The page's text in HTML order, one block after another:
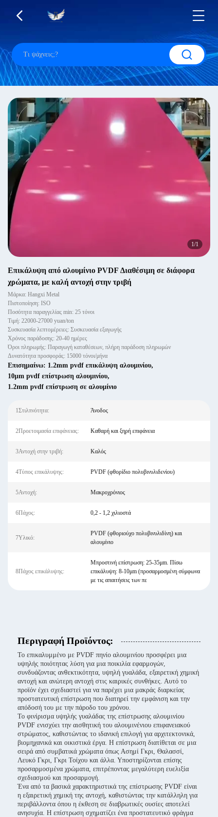
1/1
Επικάλυψη από αλουμίνιο PVDF Διαθέσιμη σε διάφορα
χρώματα, με καλή αντοχή στην τριβή
Μάρκα: Hangxi Metal
Πιστοποίηση: ISO
Ποσότητα παραγγελίας min: 25 τόνοι
Τιμή: 22000-27000 yuan/ton
Συσκευασία λεπτομέρειες: Συσκευασία εξαγωγής
Χρόνος παράδοσης: 20-40 ημέρες
Όροι πληρωμής: Παραγωγή καταθέσεων, πλήρη παράδοση πληρωμών
Δυνατότητα προσφοράς: 15000 τόνοι/μήνα
Επισημαίνω: 1.2mm pvdf επικάλυψη αλουμινίου,
10μm pvdf επίστρωση αλουμινίου,
1.2mm pvdf επίστρωση σε αλουμίνιο
1Στιλπνότητα: Άνοδος
2Προετοιμασία επιφάνειας: Καθαρή και ξηρή επιφάνεια
3Αντοχή στην τριβή: Καλός
4Τύπος επικάλυψης: PVDF (φθορίδιο πολυβινυλιδενίου)
5Αντοχή: Μακροχρόνιος
6Πάχος: 0,2 - 1,2 χιλιοστά
7Υλικό:
PVDF (φθοριούχο πολυβινυλιδίνη) και
αλουμίνιο
8Πάχος επικάλυψης:
Μπροστινή επίστρωση: 25-35μm. Πίσω
επικάλυψη: 8-10μm (προσαρμοσμένη σύμφωνα
με τις απαιτήσεις των πε
Περιγραφή Προϊόντος:
Το επικαλυμμένο με PVDF πηνίο αλουμινίου προσφέρει μια
υψηλής ποιότητας λύση για μια ποικιλία εφαρμογών,
συνδυάζοντας ανθεκτικότητα, υψηλή γυαλάδα, εξαιρετική χημική
αντοχή και ανώτερη αντοχή στις καιρικές συνθήκες. Αυτό το
προϊόν έχει σχεδιαστεί για να παρέχει μια μακράς διαρκείας
προστατευτική επίστρωση που διατηρεί την εμφάνιση και την
απόδοσή του με την πάροδο του χρόνου.
Το φινίρισμα υψηλής γυαλάδας της επίστρωσης αλουμινίου
PVDF ενισχύει την αισθητική του αλουμινένιου επιφανειακού
στρώματος, καθιστώντας το ιδανική επιλογή για αρχιτεκτονικά,
βιομηχανικά και οικιστικά έργα. Η επίστρωση διατίθεται σε μια
σειρά από συμβατικά χρώματα όπως Ασημί Γκρι, Θαλασσί,
Λευκό Γκρι, Γκρι Τοίχου και άλλα. Υποστηρίζονται επίσης
προσαρμοσμένα χρώματα, επιτρέποντας μεγαλύτερη ευελιξία
σχεδιασμού και προσαρμογή.
Ένα από τα βασικά χαρακτηριστικά της επίστρωσης PVDF είναι
η εξαιρετική χημική της αντοχή, καθιστώντας την κατάλληλη για
περιβάλλοντα όπου η έκθεση σε διαβρωτικές ουσίες αποτελεί
ανησυχία. Η επίστρωση σχηματίζει ένα προστατευτικό φράγμα